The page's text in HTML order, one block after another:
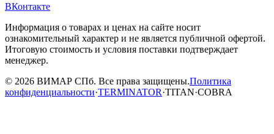
ВКонтакте
Информация о товарах и ценах на сайте носит
ознакомительный характер и не является публичной офертой.
Итоговую стоимость и условия поставки подтверждает
менеджер.
© 2026 ВИМАР СПб. Все права защищены.Политика
конфиденциальности·TERMINATOR·TITAN·COBRA